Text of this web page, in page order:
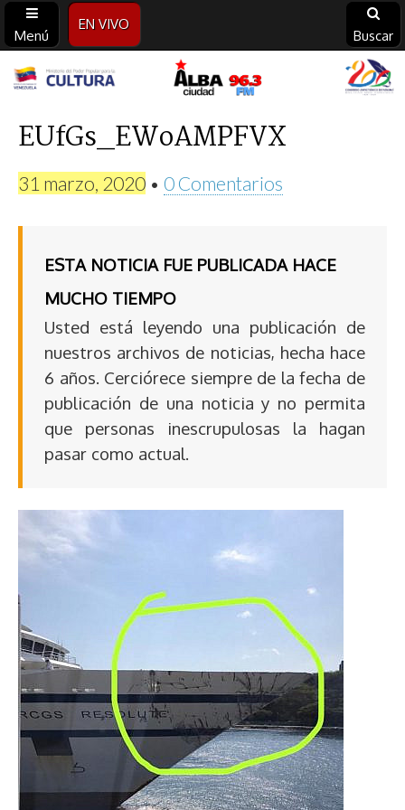
Menú
EN VIVO
Buscar
Alba
Ciudad
96.3
FM
EUfGs_EWoAMPFVX
31 marzo, 2020 • 0 Comentarios
ESTA NOTICIA FUE PUBLICADA HACE
MUCHO TIEMPO
Usted está leyendo una publicación de
nuestros archivos de noticias, hecha hace
6 años. Cerciórece siempre de la fecha de
publicación de una noticia y no permita
que personas inescrupulosas la hagan
pasar como actual.